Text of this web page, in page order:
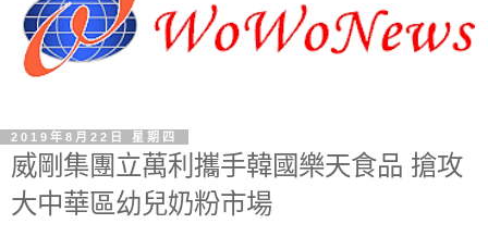
2019年8月22日 星期四
威剛集團立萬利攜手韓國樂天食品 搶攻
大中華區幼兒奶粉市場